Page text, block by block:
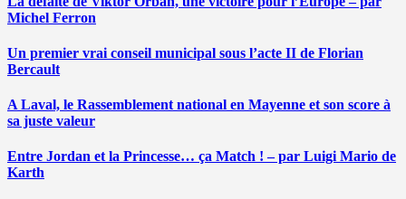
Michel Ferron
Un premier vrai conseil municipal sous l’acte II de Florian
Bercault
A Laval, le Rassemblement national en Mayenne et son score à
sa juste valeur
Entre Jordan et la Princesse… ça Match ! – par Luigi Mario de
Karth